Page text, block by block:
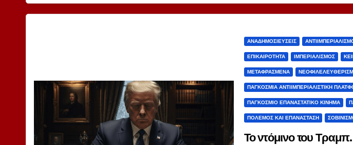
ΑΝΑΔΗΜΟΣΙΕΎΣΕΙΣ
ΕΠΙΚΑΙΡΌΤΗΤΑ ΙΜΠΕΡΙΑΛΙΣΜΌΣ
ΜΕΤΑΦΡΑΣΜΈΝΑ
ΠΑΓΚΌΣΜΙΑ ΑΝΤΙΙΜΠΕΡΙΑΛΙΣΤΙΚΉ
ΠΑΓΚΌΣΜΙΟ ΕΠΑΝΑΣΤΑΤΙΚΌ ΚΊΝΗΜΑ
ΠΌΛΕΜΟΣ ΚΑΙ ΕΠΑΝΆΣΤΑΣΗ
Το ντόμινο του